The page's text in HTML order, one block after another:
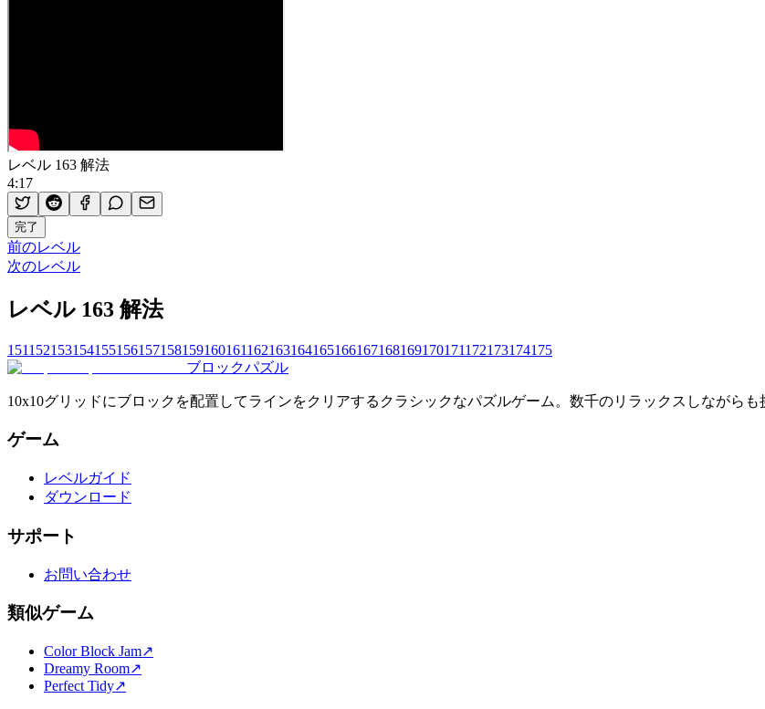
レベル 163 解法
4:17
完了
前のレベル
次のレベル
レベル 163 解法
151152153154155156157158159160161162163164165166167168169170171172173174175
ブロックパズル
10x10グリッドにブロックを配置してラインをクリアするクラシックなパズルゲーム。数千のリラックスしながら
ゲーム
レベルガイド
ダウンロード
サポート
お問い合わせ
類似ゲーム
Color Block Jam↗️
Dreamy Room↗️
Perfect Tidy↗️